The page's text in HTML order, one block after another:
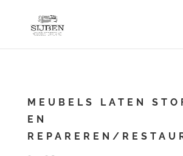
MEUBELS LATEN
EN
REPAREREN/